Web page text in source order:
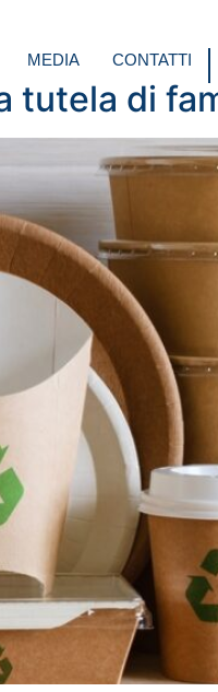
MEDIA CONTATTI
tutela di